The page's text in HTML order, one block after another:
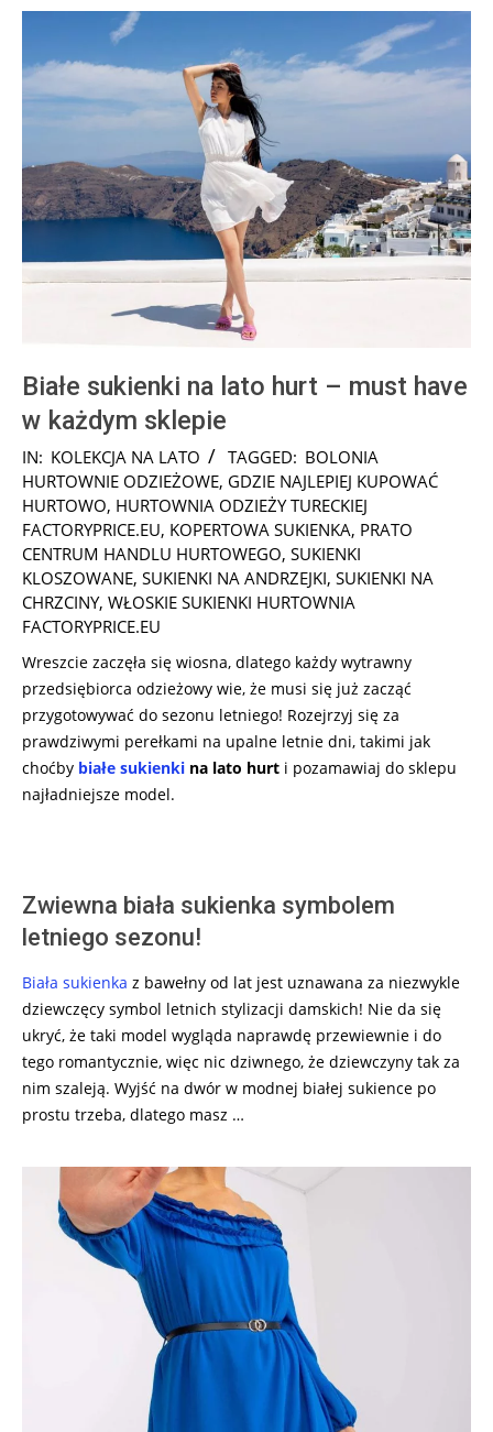
Białe sukienki na lato hurt – must have
w każdym sklepie
2025-
01-
17
IN: KOLEKCJA NA LATO TAGGED: BOLONIA
HURTOWNIE ODZIEŻOWE, GDZIE NAJLEPIEJ KUPOWAĆ
HURTOWO, HURTOWNIA ODZIEŻY TURECKIEJ
FACTORYPRICE.EU, KOPERTOWA SUKIENKA, PRATO
CENTRUM HANDLU HURTOWEGO, SUKIENKI
KLOSZOWANE, SUKIENKI NA ANDRZEJKI, SUKIENKI NA
CHRZCINY, WŁOSKIE SUKIENKI HURTOWNIA
FACTORYPRICE.EU
Wreszcie zaczęła się wiosna, dlatego każdy wytrawny
przedsiębiorca odzieżowy wie, że musi się już zacząć
przygotowywać do sezonu letniego! Rozejrzyj się za
prawdziwymi perełkami na upalne letnie dni, takimi jak
choćby białe sukienki na lato hurt i pozamawiaj do sklepu
najładniejsze model.
Zwiewna biała sukienka symbolem
letniego sezonu!
Biała sukienka z bawełny od lat jest uznawana za niezwykle
dziewczęcy symbol letnich stylizacji damskich! Nie da się
ukryć, że taki model wygląda naprawdę przewiewnie i do
tego romantycznie, więc nic dziwnego, że dziewczyny tak za
nim szaleją. Wyjść na dwór w modnej białej sukience po
prostu trzeba, dlatego masz …